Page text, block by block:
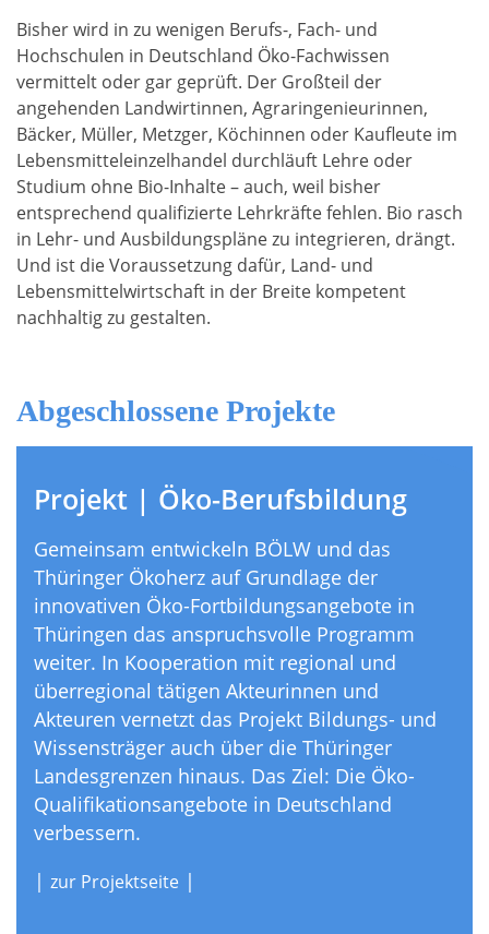
Bisher wird in zu wenigen Berufs-, Fach- und
Hochschulen in Deutschland Öko-Fachwissen
vermittelt oder gar geprüft. Der Großteil der
angehenden Landwirtinnen, Agraringenieurinnen,
Bäcker, Müller, Metzger, Köchinnen oder Kaufleute im
Lebensmitteleinzelhandel durchläuft Lehre oder
Studium ohne Bio-Inhalte – auch, weil bisher
entsprechend qualifizierte Lehrkräfte fehlen. Bio rasch
in Lehr- und Ausbildungspläne zu integrieren, drängt.
Und ist die Voraussetzung dafür, Land- und
Lebensmittelwirtschaft in der Breite kompetent
nachhaltig zu gestalten.
Abgeschlossene Projekte
Projekt | Öko-Berufsbildung
Gemeinsam entwickeln BÖLW und das
Thüringer Ökoherz auf Grundlage der
innovativen Öko-Fortbildungsangebote in
Thüringen das anspruchsvolle Programm
weiter. In Kooperation mit regional und
überregional tätigen Akteurinnen und
Akteuren vernetzt das Projekt Bildungs- und
Wissensträger auch über die Thüringer
Landesgrenzen hinaus. Das Ziel: Die Öko-
Qualifikationsangebote in Deutschland
verbessern.
| zur Projektseite |